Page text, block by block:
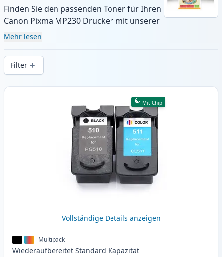
Finden Sie den passenden Toner für Ihren
Canon Pixma MP230 Drucker mit unserer
Auswahl an kompatiblen und XL-Patronen.
Druckqualität und schnellem Versand aus
lokalem Lager in .
Mehr lesen
Filter
Produkte
Mit Chip
Vollständige Details anzeigen
Multipack
Wiederaufbereitet Standard Kapazität